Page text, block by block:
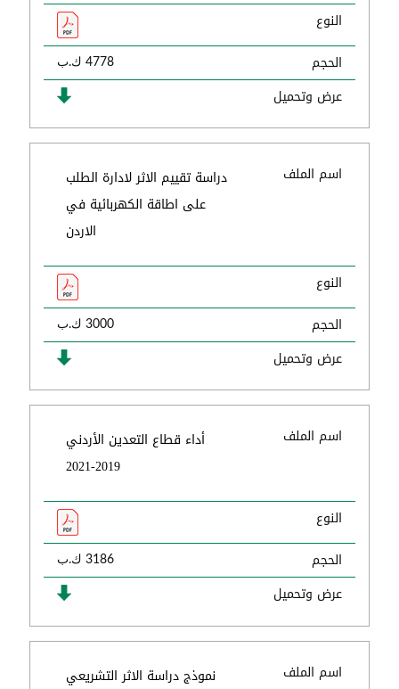
النوع
الحجم
4778 ك.ب
عرض وتحميل
اسم الملف
دراسة تقييم الاثر لادارة الطلب
على اطاقة الكهربائية في
الاردن
النوع
الحجم
3000 ك.ب
عرض وتحميل
اسم الملف
أداء قطاع التعدين الأردني
2019-2021
النوع
الحجم
3186 ك.ب
عرض وتحميل
اسم الملف
نموذج دراسة الاثر التشريعي